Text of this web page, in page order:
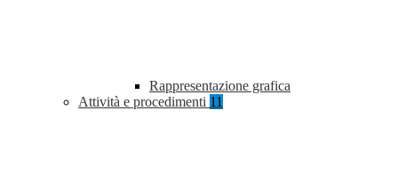
Rappresentazione grafica
Attività e procedimenti 11